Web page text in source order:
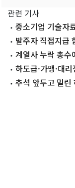
관련 기사
중소기업 기술자
억원발주자 직접지급
도급계약서 개정
계열사 누락 총
업 규율 강화
하도급·가맹·대
땐 최대 2배
추석 앞두고 밀